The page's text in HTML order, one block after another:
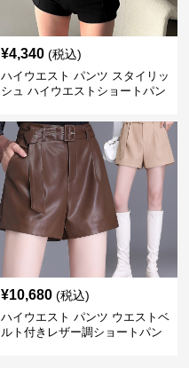
¥4,340 (税込)
ハイウエスト パンツ スタイリッ
シュ ハイウエストショートパン
¥10,680 (税込)
ハイウエスト パンツ ウエストベ
ルト付きレザー調ショートパン